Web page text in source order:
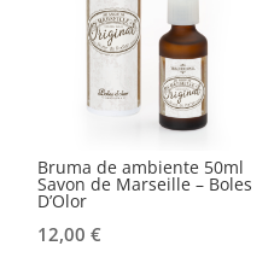
Bruma de ambiente 50ml
Savon de Marseille – Boles
D’Olor
12,00€